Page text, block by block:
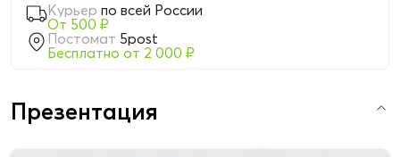
Курьер по всей России
От 500 ₽
Постомат 5post
Бесплатно от 2 000 ₽
Презентация